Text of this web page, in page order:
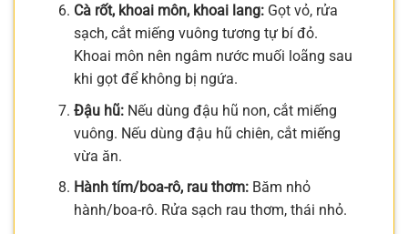
Cà rốt, khoai môn, khoai lang:Gọt vỏ, rửa
sạch, cắt miếng vuông tương tự bí đỏ.
Khoai môn nên ngâm nước muối loãng sau
khi gọt để không bị ngứa.
Đậu hũ:Nếu dùng đậu hũ non, cắt miếng
vuông. Nếu dùng đậu hũ chiên, cắt miếng
vừa ăn.
Hành tím/boa-rô, rau thơm:Băm nhỏ
hành/boa-rô. Rửa sạch rau thơm, thái nhỏ.